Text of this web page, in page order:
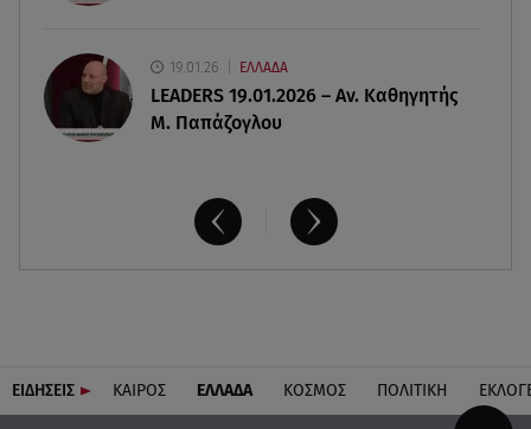
19.01.26 ΕΛΛΑΔΑ
LEADERS 19.01.2026 – Αν. Καθηγητής
Μ. Παπάζογλου
ΕΙΔΗΣΕΙΣ ΚΑΙΡΟΣ ΕΛΛΑΔΑ ΚΟΣΜΟΣ ΠΟΛΙΤΙΚΗ